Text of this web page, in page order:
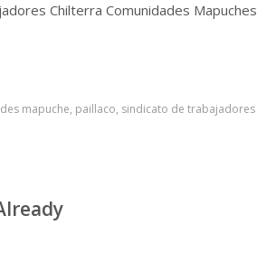
Chilterra Comunidades Mapuches
mapuche, paillaco, sindicato de trabajadores